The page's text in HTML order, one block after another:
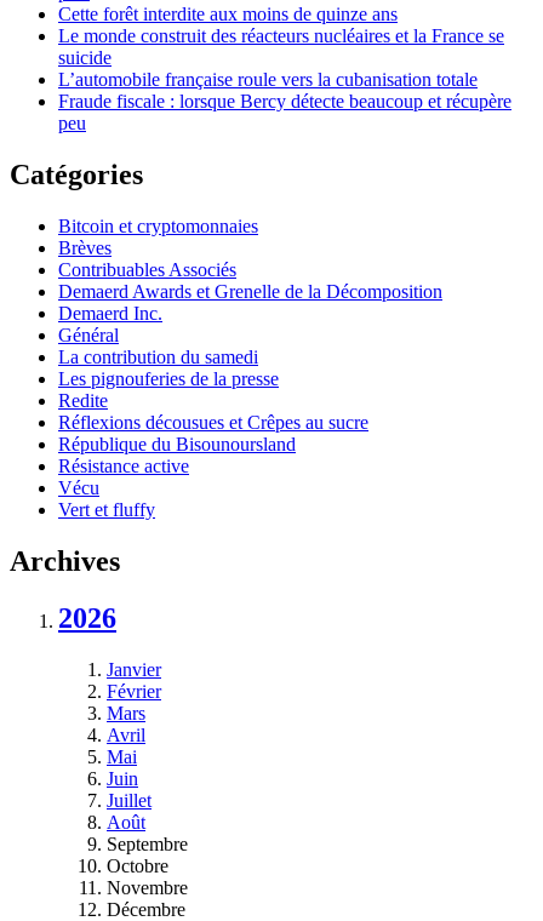
Cette forêt interdite aux moins de quinze ans
Le monde construit des réacteurs nucléaires et la France se
suicide
L’automobile française roule vers la cubanisation totale
Fraude fiscale : lorsque Bercy détecte beaucoup et récupère
peu
Catégories
Bitcoin et cryptomonnaies
Brèves
Contribuables Associés
Demaerd Awards et Grenelle de la Décomposition
Demaerd Inc.
Général
La contribution du samedi
Les pignouferies de la presse
Redite
Réflexions décousues et Crêpes au sucre
République du Bisounoursland
Résistance active
Vécu
Vert et fluffy
Archives
2026
Janvier
Février
Mars
Avril
Mai
Juin
Juillet
Août
Septembre
Octobre
Novembre
Décembre